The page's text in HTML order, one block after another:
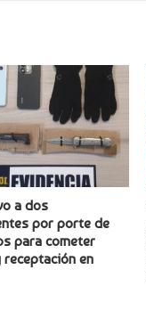
a dos
por porte de
para cometer
en